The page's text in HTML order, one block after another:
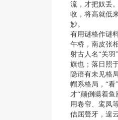
流，才把奴丢
收，将高就低
妙。
有用谜格作谜
午桥，南皮张
射古人名“关羽
旗也；落日照
隐语有未见格
帽系格局，“看
才“颠倒瞒着鱼
用卷帘、鸾凤
佶屈聱牙，遑